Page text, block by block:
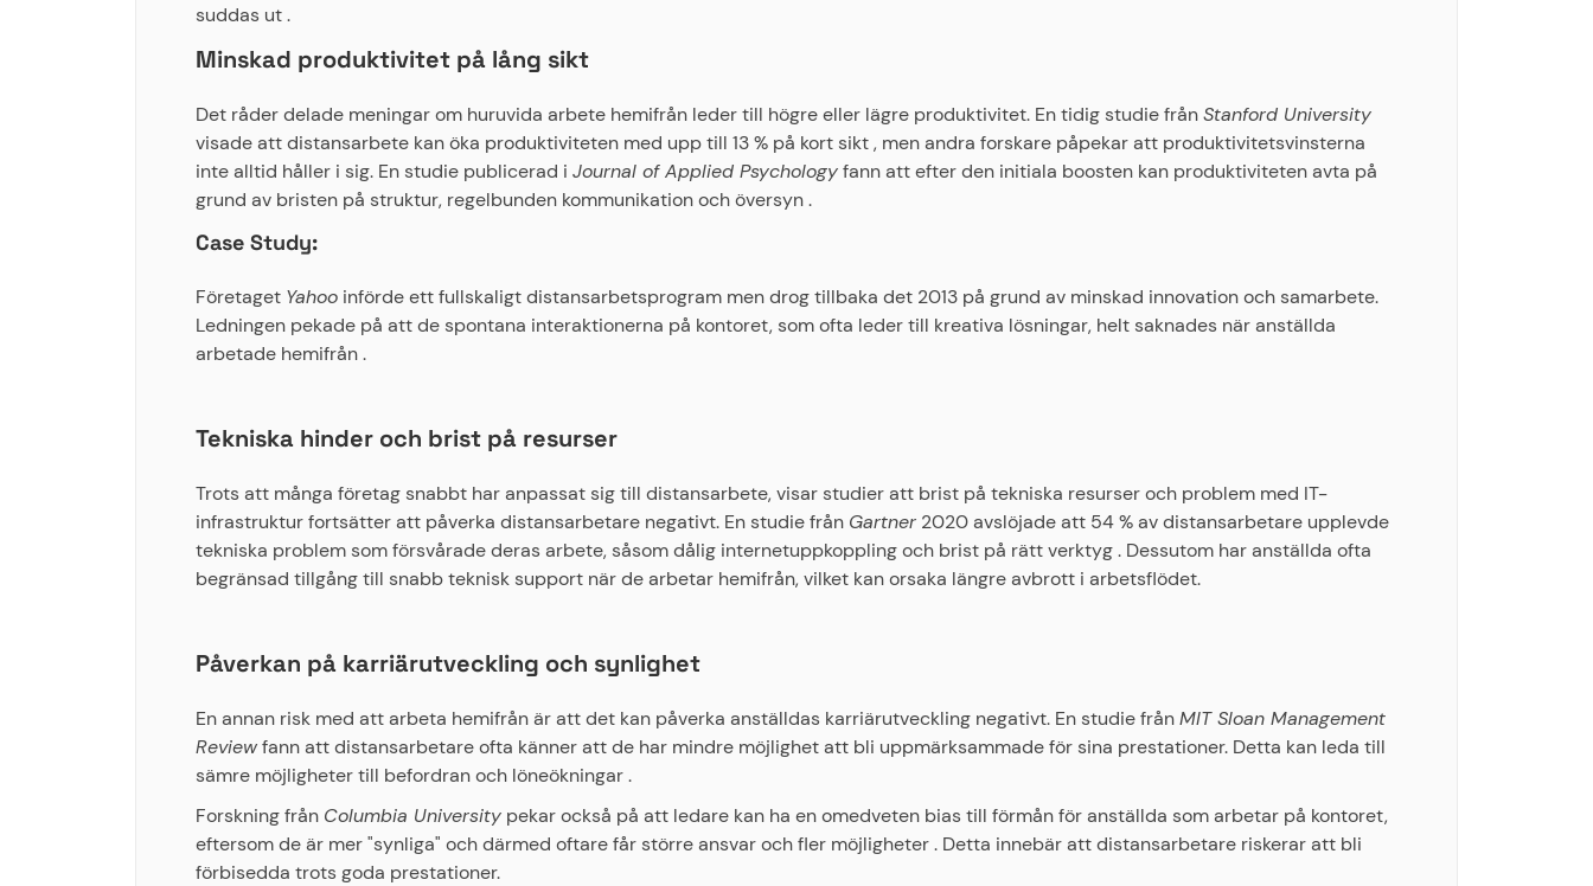
suddas ut .
Minskad produktivitet på lång sikt
Det råder delade meningar om huruvida arbete hemifrån leder till högre eller lägre produktivitet. En tidig studie frånStanford University
visade att distansarbete kan öka produktiviteten med upp till 13 % på kort sikt , men andra forskare påpekar att produktivitetsvinsterna
inte alltid håller i sig. En studie publicerad i Journal of Applied Psychologyfann att efter den initiala boosten kan produktiviteten avta på
grund av bristen på struktur, regelbunden kommunikation och översyn .
Case Study:
Företaget Yahoo införde ett fullskaligt distansarbetsprogram men drog tillbaka det 2013 på grund av minskad innovation och samarbete.
Ledningen pekade på att de spontana interaktionerna på kontoret, som ofta leder till kreativa lösningar, helt saknades när anställda
arbetade hemifrån .
Tekniska hinder och brist på resurser
Trots att många företag snabbt har anpassat sig till distansarbete, visar studier att brist på tekniska resurser och problem med IT-
infrastruktur fortsätter att påverka distansarbetare negativt. En studie från Gartner 2020 avslöjade att 54 % av distansarbetare upplevde
tekniska problem som försvårade deras arbete, såsom dålig internetuppkoppling och brist på rätt verktyg . Dessutom har anställda ofta
begränsad tillgång till snabb teknisk support när de arbetar hemifrån, vilket kan orsaka längre avbrott i arbetsflödet.
Påverkan på karriärutveckling och synlighet
En annan risk med att arbeta hemifrån är att det kan påverka anställdas karriärutveckling negativt. En studie frånMIT Sloan Management
Reviewfann att distansarbetare ofta känner att de har mindre möjlighet att bli uppmärksammade för sina prestationer. Detta kan leda till
sämre möjligheter till befordran och löneökningar .
Forskning från Columbia University pekar också på att ledare kan ha en omedveten bias till förmån för anställda som arbetar på kontoret,
eftersom de är mer "synliga" och därmed oftare får större ansvar och fler möjligheter . Detta innebär att distansarbetare riskerar att bli
förbisedda trots goda prestationer.